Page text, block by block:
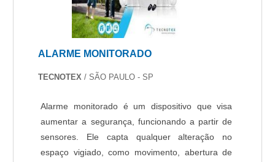
ALARME MONITORADO
TECNOTEX / SÃO PAULO - SP
Alarme monitorado é um dispositivo que visa
aumentar a segurança, funcionando a partir de
sensores. Ele capta qualquer alteração no
espaço vigiado, como movimento, abertura de